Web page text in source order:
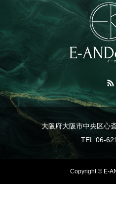
大阪府大阪市中央区心
TEL:06-
Copyright © E-